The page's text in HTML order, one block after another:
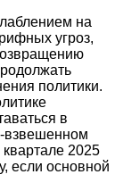
на
угроз,
политики.
в
взвешенном
2025
если основной